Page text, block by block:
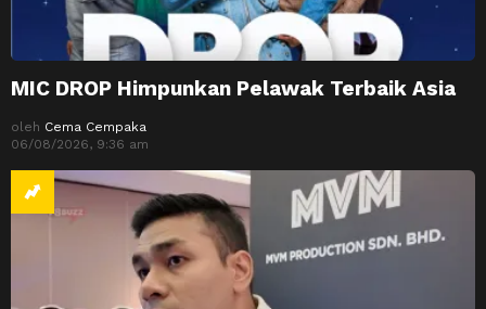
MIC DROP Himpunkan Pelawak Terbaik Asia
oleh Cema Cempaka
06/08/2026, 9:36 am